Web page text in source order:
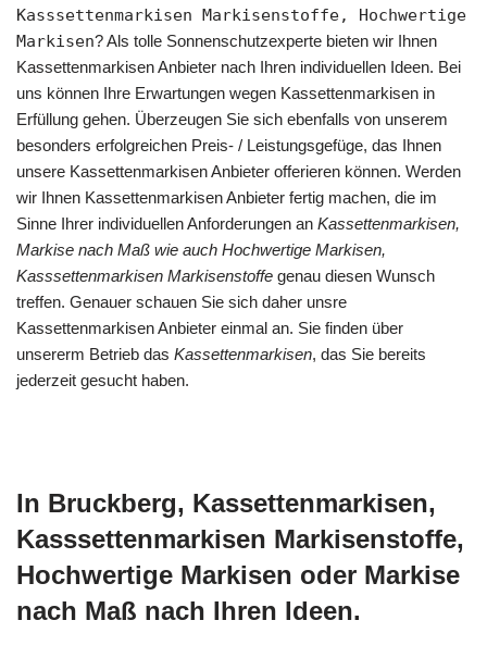
Kasssettenmarkisen Markisenstoffe, Hochwertige
Markisen? Als tolle Sonnenschutzexperte bieten wir Ihnen
Kassettenmarkisen Anbieter nach Ihren individuellen Ideen. Bei
uns können Ihre Erwartungen wegen Kassettenmarkisen in
Erfüllung gehen. Überzeugen Sie sich ebenfalls von unserem
besonders erfolgreichen Preis- / Leistungsgefüge, das Ihnen
unsere Kassettenmarkisen Anbieter offerieren können. Werden
wir Ihnen Kassettenmarkisen Anbieter fertig machen, die im
Sinne Ihrer individuellen Anforderungen an Kassettenmarkisen,
Markise nach Maß wie auch Hochwertige Markisen,
Kasssettenmarkisen Markisenstoffe genau diesen Wunsch
treffen. Genauer schauen Sie sich daher unsre
Kassettenmarkisen Anbieter einmal an. Sie finden über
unsererm Betrieb das Kassettenmarkisen, das Sie bereits
jederzeit gesucht haben.
In Bruckberg, Kassettenmarkisen,
Kasssettenmarkisen Markisenstoffe,
Hochwertige Markisen oder Markise
nach Maß nach Ihren Ideen.